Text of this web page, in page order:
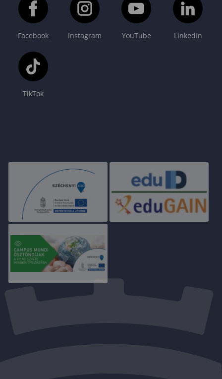
Facebook Instagram YouTube LinkedIn
TikTok